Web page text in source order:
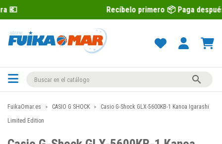
Recíbelo primero 📦 Paga después con Sequra

FuikaOmar.es CASIO G SHOCK
Casio G-Shock GLX-5600KB-1 Kanoa Igarashi
Limited Edition